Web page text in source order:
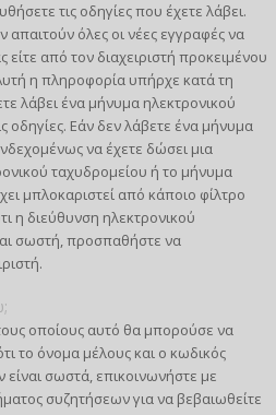
τις οδηγίες που έχετε λάβει.
όλες οι νέες εγγραφές να
είτε από τον διαχειριστή προκειμένου
η πληροφορία υπήρχε κατά τη
λάβει ένα μήνυμα ηλεκτρονικού
οδηγίες. Εάν δεν λάβετε ένα μήνυμα
να έχετε δώσει μια
ταχυδρομείου ή το μήνυμα
μπλοκαριστεί από κάποιο φίλτρο
η διεύθυνση ηλεκτρονικού
σωστή, προσπαθήστε να
οποίους αυτό θα μπορούσε να
το όνομα μέλους και ο κωδικός
σωστά, επικοινωνήστε με
συζητήσεων για να βεβαιωθείτε